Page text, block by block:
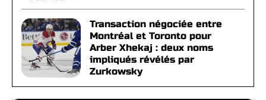
Transaction négociée entre
Montréal et Toronto pour
Arber Xhekaj : deux noms
impliqués révélés par
Zurkowsky